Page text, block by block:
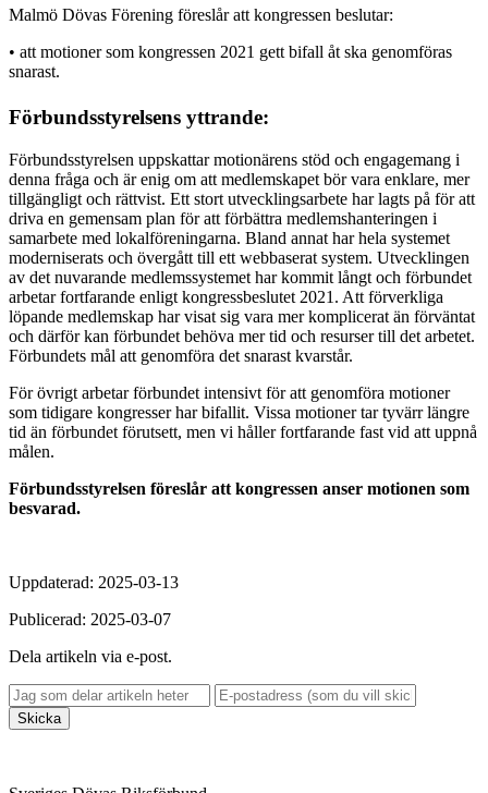
Malmö Dövas Förening föreslår att kongressen beslutar:
• att motioner som kongressen 2021 gett bifall åt ska genomföras
snarast.
Förbundsstyrelsens yttrande:
Förbundsstyrelsen uppskattar motionärens stöd och engagemang i
denna fråga och är enig om att medlemskapet bör vara enklare, mer
tillgängligt och rättvist. Ett stort utvecklingsarbete har lagts på för att
driva en gemensam plan för att förbättra medlemshanteringen i
samarbete med lokalföreningarna. Bland annat har hela systemet
moderniserats och övergått till ett webbaserat system. Utvecklingen
av det nuvarande medlemssystemet har kommit långt och förbundet
arbetar fortfarande enligt kongressbeslutet 2021. Att förverkliga
löpande medlemskap har visat sig vara mer komplicerat än förväntat
och därför kan förbundet behöva mer tid och resurser till det arbetet.
Förbundets mål att genomföra det snarast kvarstår.
För övrigt arbetar förbundet intensivt för att genomföra motioner
som tidigare kongresser har bifallit. Vissa motioner tar tyvärr längre
tid än förbundet förutsett, men vi håller fortfarande fast vid att uppnå
målen.
Förbundsstyrelsen föreslår att kongressen anser motionen som
besvarad.
Uppdaterad: 2025-03-13
Publicerad: 2025-03-07
Dela artikeln via e-post.
Skicka